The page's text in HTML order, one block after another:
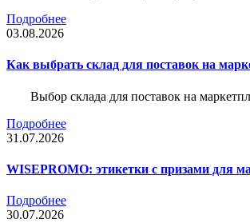
Подробнее
03.08.2026
Как выбрать склад для поставок на
Выбор склада для поставок на
Подробнее
31.07.2026
WISEPROMO: этикетки с призами для
Подробнее
30.07.2026